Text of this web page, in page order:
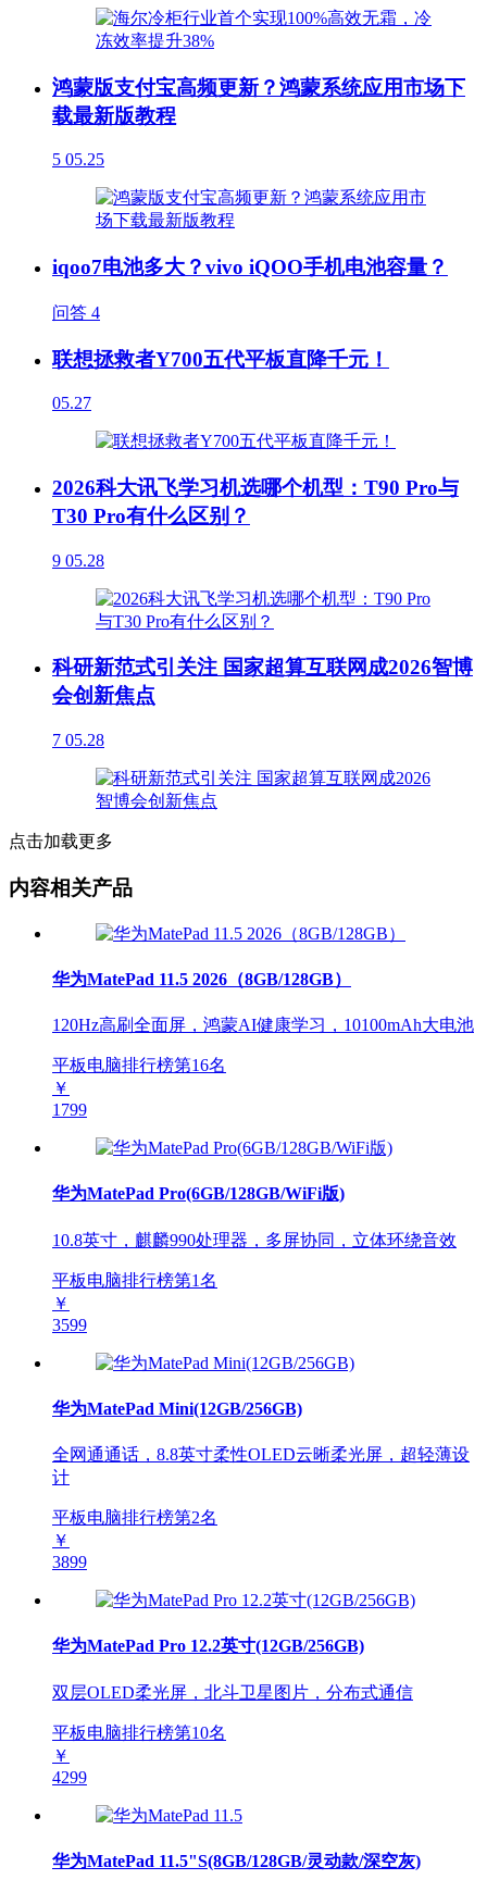
鸿蒙版支付宝高频更新？鸿蒙系统应用市场下
载最新版教程
5 05.25
iqoo7电池多大？vivo iQOO手机电池容量？
问答 4
联想拯救者Y700五代平板直降千元！
05.27
2026科大讯飞学习机选哪个机型：T90 Pro与
T30 Pro有什么区别？
9 05.28
科研新范式引关注 国家超算互联网成2026智博
会创新焦点
7 05.28
点击加载更多
内容相关产品
华为MatePad 11.5 2026（8GB/128GB）
120Hz高刷全面屏，鸿蒙AI健康学习，10100mAh大电池
平板电脑排行榜第16名
￥
1799
华为MatePad Pro(6GB/128GB/WiFi版)
10.8英寸，麒麟990处理器，多屏协同，立体环绕音效
平板电脑排行榜第1名
￥
3599
华为MatePad Mini(12GB/256GB)
全网通通话，8.8英寸柔性OLED云晰柔光屏，超轻薄设
计
平板电脑排行榜第2名
￥
3899
华为MatePad Pro 12.2英寸(12GB/256GB)
双层OLED柔光屏，北斗卫星图片，分布式通信
平板电脑排行榜第10名
￥
4299
华为MatePad 11.5"S(8GB/128GB/灵动款/深空灰)